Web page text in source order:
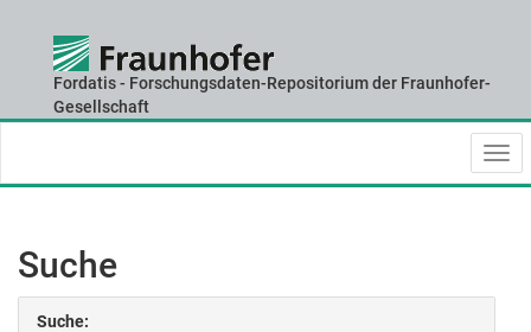
navigation
Fordatis - Forschungsdaten-Repositorium der Fraunhofer-
Gesellschaft
Suche
Suche: